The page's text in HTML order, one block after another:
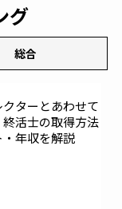
グ
総合
ターとあわせて
活士の取得方法
年収を解説